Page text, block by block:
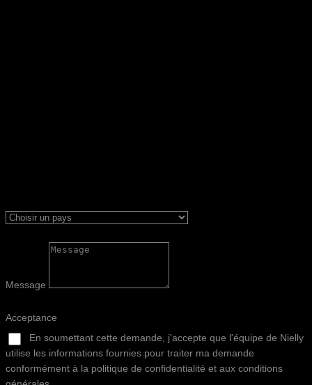
Message
Acceptance
En soumettant cette demande, j'accepte que l'équipe de Nielly
utilise les informations fournies pour traiter ma demande
conformément à la politique de confidentialité et aux conditions